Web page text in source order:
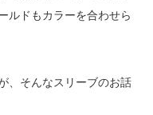
ルドもカラーを合わせら
、そんなスリーブのお話